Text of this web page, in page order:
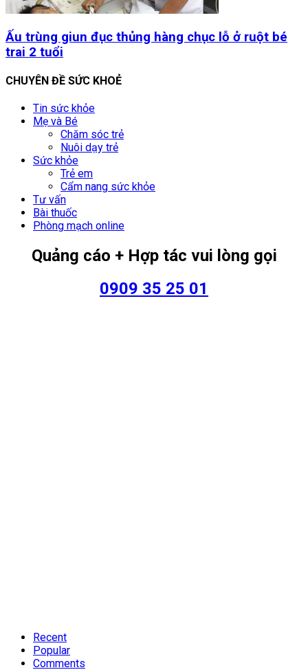
Ấu trùng giun đục thủng hàng chục lỗ ở ruột bé
trai 2 tuổi
CHUYÊN ĐỀ SỨC KHOẺ
Tin sức khỏe
Mẹ và Bé
Chăm sóc trẻ
Nuôi dạy trẻ
Sức khỏe
Trẻ em
Cẩm nang sức khỏe
Tư vấn
Bài thuốc
Phòng mạch online
Quảng cáo + Hợp tác vui lòng gọi
0909 35 25 01
Recent
Popular
Comments